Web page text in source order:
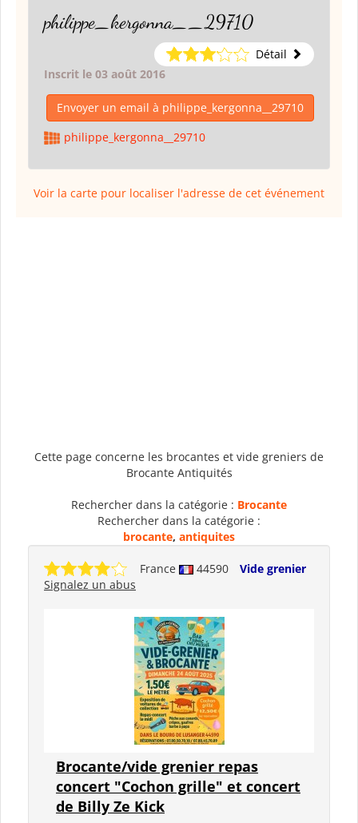
philippe_kergonna__29710
Détail
Inscrit le 03 août 2016
Envoyer un email à philippe_kergonna__29710
philippe_kergonna__29710
Voir la carte pour localiser l'adresse de cet événement
Cette page concerne les brocantes et vide greniers de
Brocante Antiquités
Rechercher dans la catégorie : Brocante
Rechercher dans la catégorie :
brocante, antiquites
France 44590
Vide grenier
Signalez un abus
Brocante/vide grenier repas
concert "Cochon grille" et concert
de Billy Ze Kick